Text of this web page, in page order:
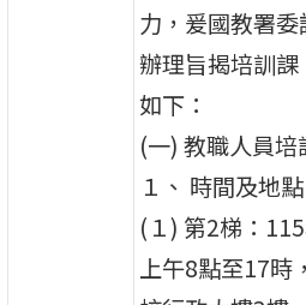
力，爰國教署
辦理旨揭培訓
如下：
(一) 教職人員培
１、 時間及地點
(１) 第2梯：
上午8點至17時